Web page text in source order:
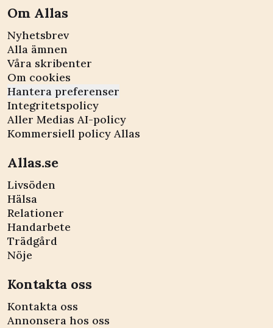
Om Allas
Nyhetsbrev
Alla ämnen
Våra skribenter
Om cookies
Hantera preferenser
Integritetspolicy
Aller Medias AI-policy
Kommersiell policy Allas
Allas.se
Livsöden
Hälsa
Relationer
Handarbete
Trädgård
Nöje
Kontakta oss
Kontakta oss
Annonsera hos oss